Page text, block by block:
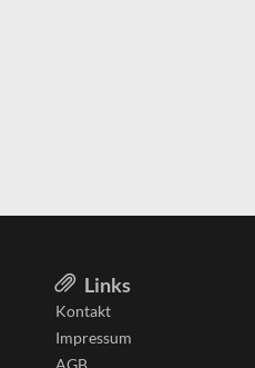
Links
Kontakt
Impressum
AGB